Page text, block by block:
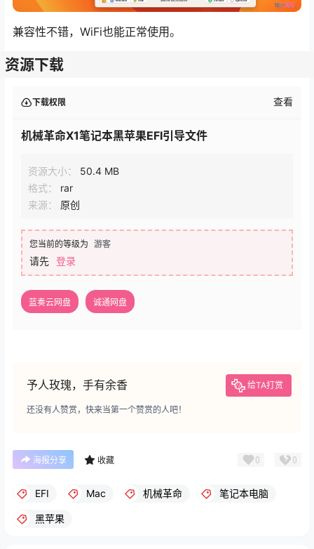
兼容性不错，WiFi也能正常使用。
资源下载
下载权限 查看
机械革命X1笔记本黑苹果EFI引导文件
资源大小：
50.4 MB
格式：
rar
来源：
原创
您当前的等级为 游客
请先 登录
蓝奏云网盘 诚通网盘
予人玫瑰，手有余香 给TA打赏
还没有人赞赏，快来当第一个赞赏的人吧！
海报分享 收藏 0 0
EFI Mac 机械革命 笔记本电脑
黑苹果